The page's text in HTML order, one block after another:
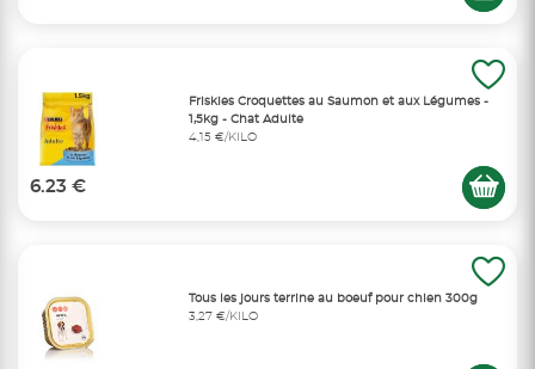
Friskies Croquettes au Saumon et aux Légumes -
1,5kg - Chat Adulte
4,15 €/KILO
6.23 €
Tous les jours terrine au boeuf pour chien 300g
3,27 €/KILO